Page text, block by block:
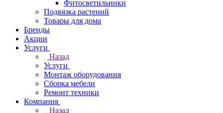
Фитосветильники
Подвязка растений
Товары для дома
Бренды
Акции
Услуги
Назад
Услуги
Монтаж оборудования
Сборка мебели
Ремонт техники
Компания
Назад